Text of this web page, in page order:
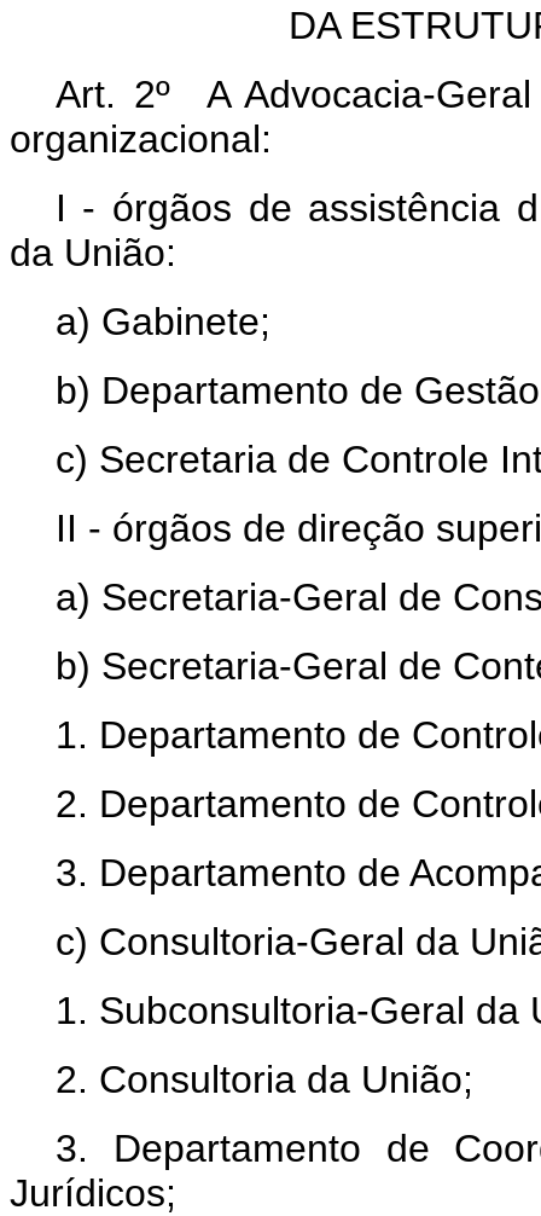
DA
Art. 2º A Advocacia-
organizacional:
I - órgãos de assistência
da União:
a) Gabinete;
b) Departamento de
c) Secretaria de Controle
II - órgãos de direção
a) Secretaria-Geral de
b) Secretaria-Geral de
1. Departamento de
2. Departamento de
3. Departamento de
c) Consultoria-Geral da
1. Subconsultoria-Geral da
2. Consultoria da União;
3. Departamento de
Jurídicos;